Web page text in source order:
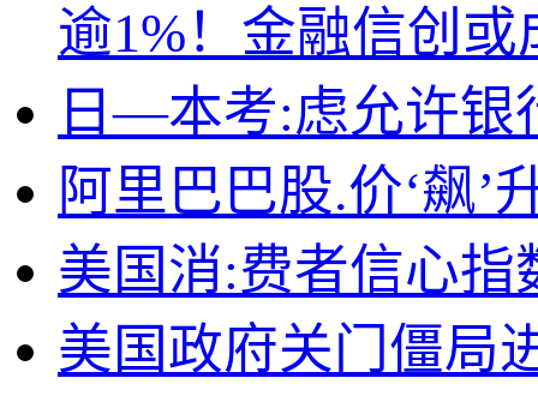
逾1%！金融信创
日—本考:虑允许银
阿里巴巴股.价‘飙
美国消:费者信心
美国政府关门僵局